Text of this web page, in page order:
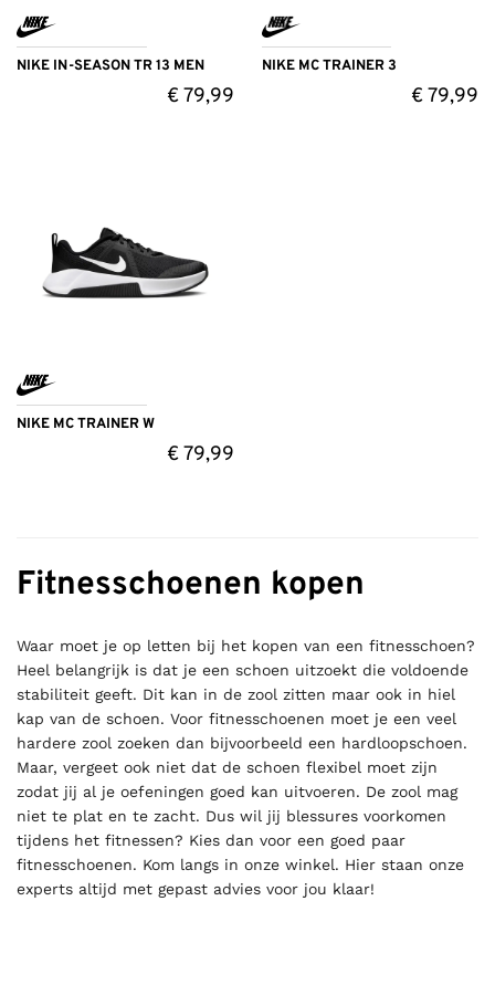
NIKE IN-SEASON TR 13 MEN
€79,99
NIKE MC TRAINER 3
€79,99
NIKE MC TRAINER W
€79,99
Fitnesschoenen kopen
Waar moet je op letten bij het kopen van een fitnesschoen?
Heel belangrijk is dat je een schoen uitzoekt die voldoende
stabiliteit geeft. Dit kan in de zool zitten maar ook in hiel
kap van de schoen. Voor fitnesschoenen moet je een veel
hardere zool zoeken dan bijvoorbeeld een hardloopschoen.
Maar, vergeet ook niet dat de schoen flexibel moet zijn
zodat jij al je oefeningen goed kan uitvoeren. De zool mag
niet te plat en te zacht. Dus wil jij blessures voorkomen
tijdens het fitnessen? Kies dan voor een goed paar
fitnesschoenen. Kom langs in onze winkel. Hier staan onze
experts altijd met gepast advies voor jou klaar!